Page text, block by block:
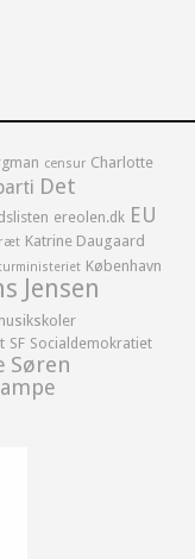
censur Charlotte
Det
ereolen.dk EU
Katrine Daugaard
København
Jensen
SF Socialdemokratiet
Søren